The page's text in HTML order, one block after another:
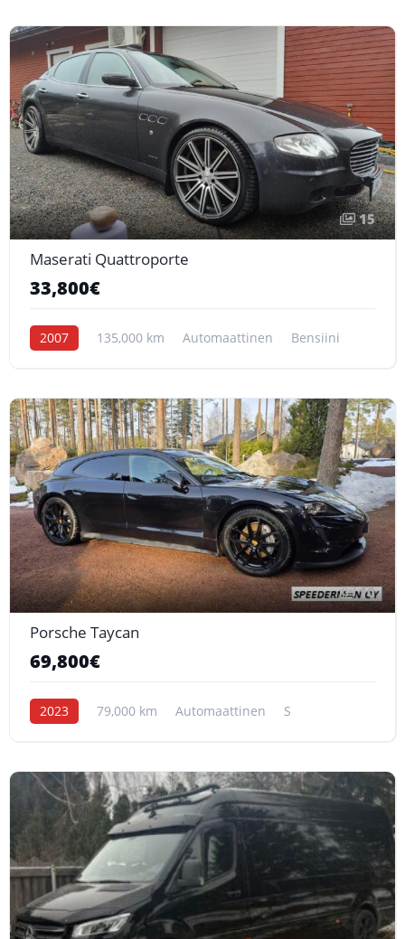
15
Maserati Quattroporte
33,800€
2007 135,000 km Automaattinen Bensiini
10
Porsche Taycan
69,800€
2023 79,000 km Automaattinen S